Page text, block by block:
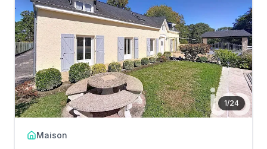
1/24
Maison